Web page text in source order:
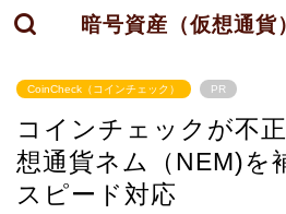
暗号資産（仮想通貨
CoinCheck（コインチェック） PR
コインチェックが不
想通貨ネム（NEM)を
スピード対応